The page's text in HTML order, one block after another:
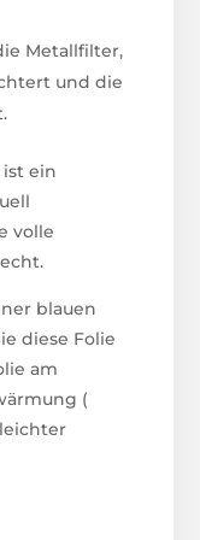
Metallfilter,
und die
ein
volle
blauen
diese Folie
am
(